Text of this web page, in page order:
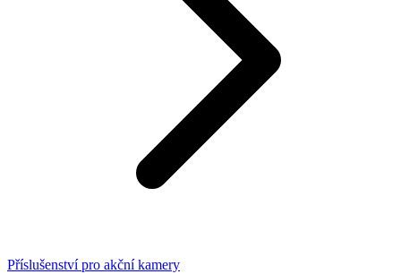
Příslušenství pro akční kamery